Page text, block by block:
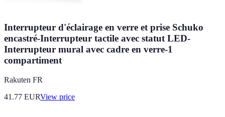
Interrupteur d'éclairage en verre et prise Schuko
encastré-Interrupteur tactile avec statut LED-
Interrupteur mural avec cadre en verre-1
compartiment
Rakuten FR
41.77 EURView price